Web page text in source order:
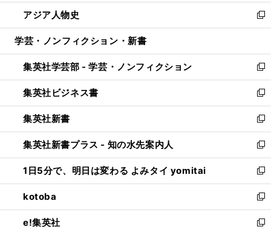
く
ウ
で
開
ン
ド
ウ
開
く
ウ
ィ
ン
ウ
で
開
く
し
い
ウ
ン
ド
ウ
で
開
く
アジア人物史
新
し
ウ
ィ
ン
ド
ウ
で
開
く
学芸・ノンフィクション・新書
集英社学芸部 - 学芸・ノンフィクション
新
し
い
ウ
ィ
ン
ド
ウ
で
開
く
集英社ビジネス書
新
し
い
ウ
ィ
ン
ド
ウ
で
開
く
集英社新書
新
し
い
ウ
ィ
ン
ド
ウ
で
集英社新書プラス - 知の水先案内人
新
し
い
ウ
ィ
ン
ド
1日5分で、明日は変わる よみタイ yomitai
新
し
い
ウ
ィ
kotoba
新
し
い
e!集英社
新